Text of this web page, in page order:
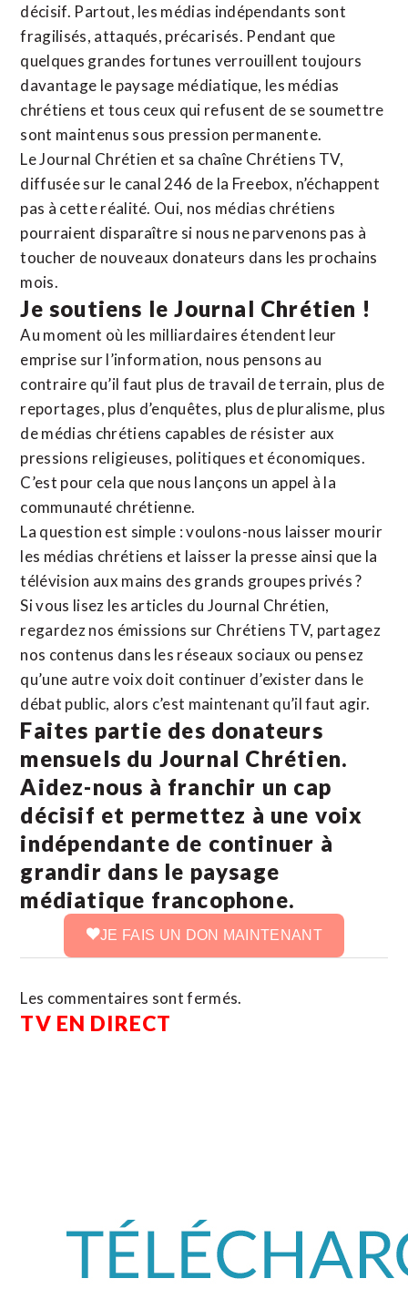
décisif. Partout, les médias indépendants sont
fragilisés, attaqués, précarisés. Pendant que
quelques grandes fortunes verrouillent toujours
davantage le paysage médiatique, les médias
chrétiens et tous ceux qui refusent de se soumettre
sont maintenus sous pression permanente.
Le Journal Chrétien et sa chaîne Chrétiens TV,
diffusée sur le canal 246 de la Freebox, n’échappent
pas à cette réalité. Oui, nos médias chrétiens
pourraient disparaître si nous ne parvenons pas à
toucher de nouveaux donateurs dans les prochains
mois.
Je soutiens le Journal Chrétien !
Au moment où les milliardaires étendent leur
emprise sur l’information, nous pensons au
contraire qu’il faut plus de travail de terrain, plus de
reportages, plus d’enquêtes, plus de pluralisme, plus
de médias chrétiens capables de résister aux
pressions religieuses, politiques et économiques.
C’est pour cela que nous lançons un appel à la
communauté chrétienne.
La question est simple : voulons-nous laisser mourir
les médias chrétiens et laisser la presse ainsi que la
télévision aux mains des grands groupes privés ?
Si vous lisez les articles du Journal Chrétien,
regardez nos émissions sur Chrétiens TV, partagez
nos contenus dans les réseaux sociaux ou pensez
qu’une autre voix doit continuer d’exister dans le
débat public, alors c’est maintenant qu’il faut agir.
Faites partie des donateurs
mensuels du Journal Chrétien.
Aidez-nous à franchir un cap
décisif et permettez à une voix
indépendante de continuer à
grandir dans le paysage
médiatique francophone.
JE FAIS UN DON MAINTENANT
Les commentaires sont fermés.
TV EN DIRECT